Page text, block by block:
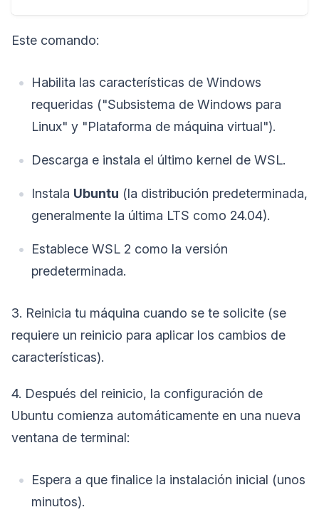
Este comando:
Habilita las características de Windows
requeridas ("Subsistema de Windows para
Linux" y "Plataforma de máquina virtual").
Descarga e instala el último kernel de WSL.
Instala Ubuntu (la distribución predeterminada,
generalmente la última LTS como 24.04).
Establece WSL 2 como la versión
predeterminada.
3. Reinicia tu máquina cuando se te solicite (se
requiere un reinicio para aplicar los cambios de
características).
4. Después del reinicio, la configuración de
Ubuntu comienza automáticamente en una nueva
ventana de terminal:
Espera a que finalice la instalación inicial (unos
minutos).